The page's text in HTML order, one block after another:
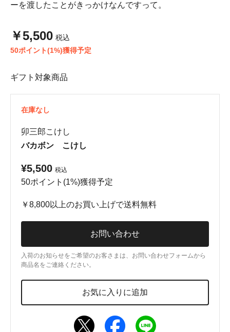
ーを渡したことがきっかけなんですって。
￥5,500 税込
50ポイント(1%)獲得予定
ギフト対象商品
在庫なし
卯三郎こけし
バカボン こけし
¥5,500 税込
50ポイント(1%)獲得予定
￥8,800以上のお買い上げで送料無料
お問い合わせ
入荷のお知らせをご希望のお客さまは、お問い合わせフォームから
商品名をご連絡ください。
お気に入りに追加